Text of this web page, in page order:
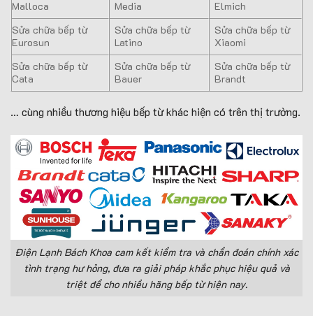
Malloca
Media
Elmich
Sửa chữa bếp từ
Eurosun
Sửa chữa bếp từ
Latino
Sửa chữa bếp từ
Xiaomi
Sửa chữa bếp từ
Cata
Sửa chữa bếp từ
Bauer
Sửa chữa bếp từ
Brandt
… cùng nhiều thương hiệu bếp từ khác hiện có trên thị trường.
Điện Lạnh Bách Khoa cam kết kiểm tra và chẩn đoán chính xác
tình trạng hư hỏng, đưa ra giải pháp khắc phục hiệu quả và
triệt để cho nhiều hãng bếp từ hiện nay.